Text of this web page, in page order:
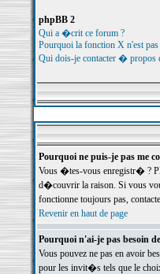
phpBB 2
Qui a �crit ce forum ?
Pourquoi la fonction X n'est
Qui dois-je contacter �
Pourquoi ne puis-je pas me
Vous �tes-vous enregistr� ?
d�couvrir la raison. Si vous
fonctionne toujours pas,
Revenir en haut de page
Pourquoi n'ai-je pas besoin
Vous pouvez ne pas en avoir
pour les invit�s tels que le